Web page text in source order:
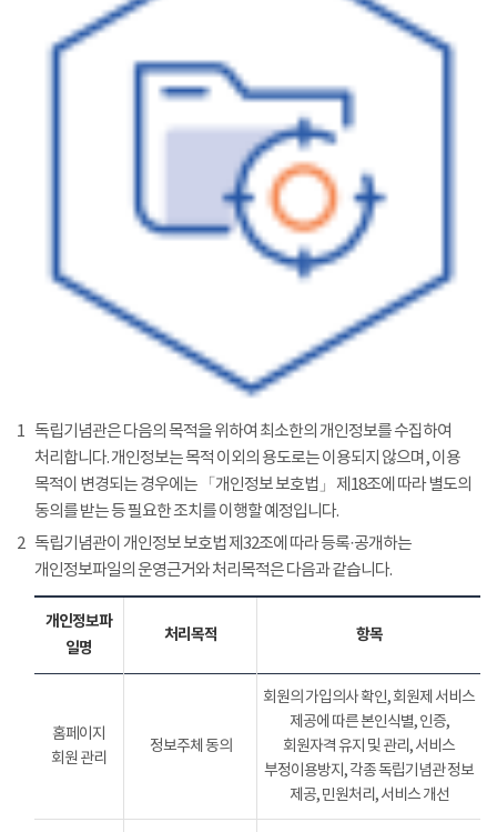
1 독립기념관은 다음의 목적을 위하여 최소한의 개인정보를 수집하여
처리합니다. 개인정보는 목적 이외의 용도로는 이용되지 않으며, 이용
목적이 변경되는 경우에는 「개인정보 보호법」 제18조에 따라 별도의
동의를 받는 등 필요한 조치를 이행할 예정입니다.
2 독립기념관이 개인정보 보호법 제32조에 따라 등록·공개하는
개인정보파일의 운영근거와 처리목적은 다음과 같습니다.
개인정보파
일명
처리목적 항목
홈페이지
회원 관리
정보주체 동의
회원의 가입의사 확인, 회원제 서비스
제공에 따른 본인식별, 인증,
회원자격 유지 및 관리, 서비스
부정이용방지, 각종 독립기념관 정보
제공, 민원처리, 서비스 개선